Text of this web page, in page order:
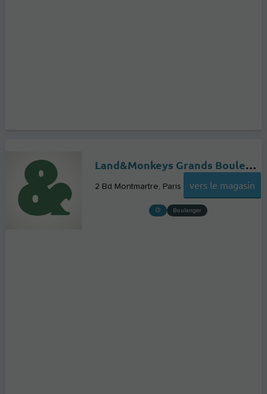
Land&Monkeys Grands Boulevards
2 Bd Montmartre Paris vers le magasin
Boulanger